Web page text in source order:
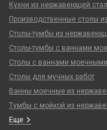
Кухни из нержавеющей
Производственные столы
Столы-тумбы из
Столы-тумбы с ваннами
Столы с ваннами моечными
Столы для мучных работ
Ванны моечные из
Тумбы с мойкой из
Еще